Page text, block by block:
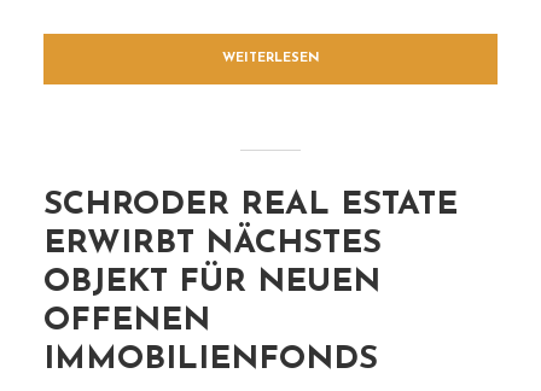
WEITERLESEN
SCHRODER REAL ESTATE
ERWIRBT NÄCHSTES
OBJEKT FÜR NEUEN
OFFENEN
IMMOBILIENFONDS